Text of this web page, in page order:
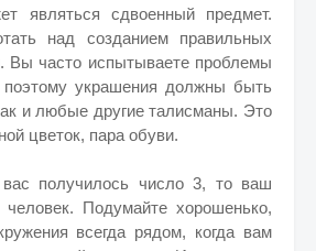
являться сдвоенный предмет.
над созданием правильных
Вы часто испытываете проблемы
украшения должны быть
и любые другие талисманы. Это
цветок, пара обуви.
получилось число 3, то ваш
Подумайте хорошенько,
всегда рядом, когда вам